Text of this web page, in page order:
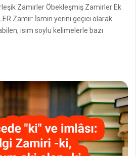
Zamirler Öbekleşmiş Zamirler Ek
Zamir: İsmin yerini geçici olarak
isim soylu kelimelerle bazı